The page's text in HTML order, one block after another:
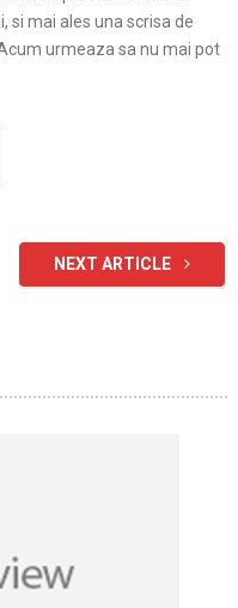
si mai ales una scrisa de
urmeaza sa nu mai pot
NEXT ARTICLE